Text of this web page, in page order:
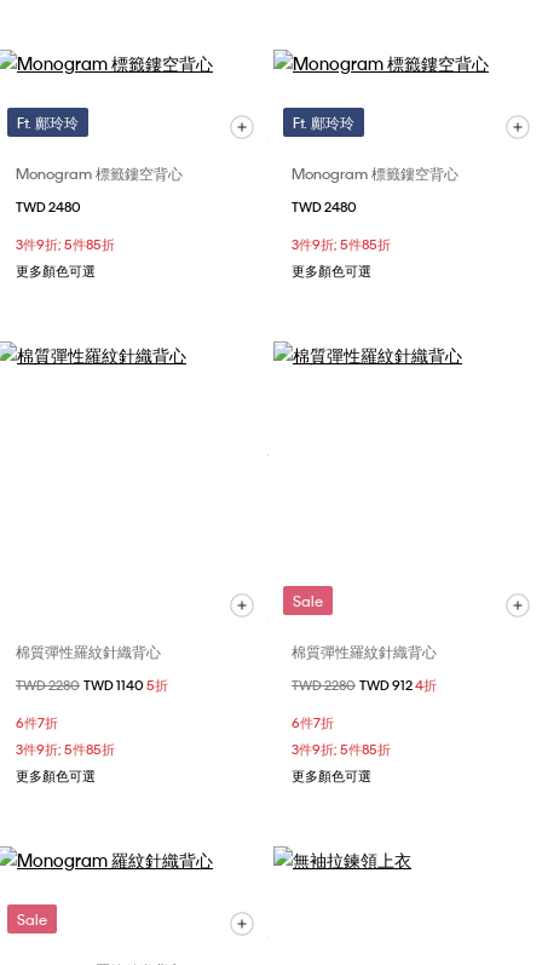
Ft. 鄺玲玲
Monogram 標籤鏤空背心
TWD 2480
3件9折; 5件85折
更多顏色可選
Ft. 鄺玲玲
Monogram 標籤鏤空背心
TWD 2480
3件9折; 5件85折
更多顏色可選
棉質彈性羅紋針織背心
價格扣減從
TWD 2280 至
TWD 1140 5折
6件7折
3件9折; 5件85折
更多顏色可選
Sale
棉質彈性羅紋針織背心
價格扣減從
TWD 2280 至
TWD 9124折
6件7折
3件9折; 5件85折
更多顏色可選
Sale